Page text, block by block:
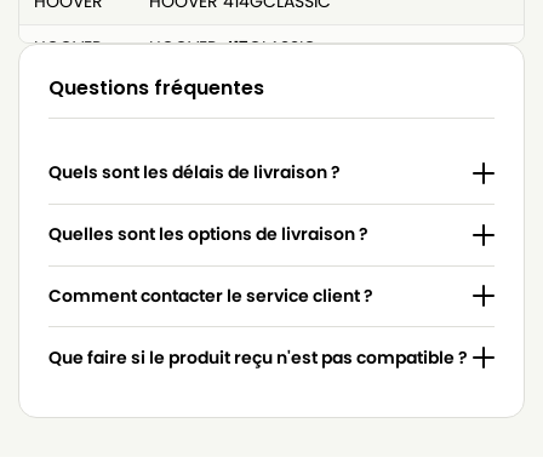
HOOVER
HOOVER 417CLASSIC
HOOVER
HOOVER 417GCLASSIC
HOOVER
HOOVER 419NMCLASSIC
HOOVER
HOOVER 427BCLASSIC
HOOVER
HOOVER 429CLASSIC
HOOVER
HOOVER 507CLASSIC
HOOVER
HOOVER 612JUNIOR
Questions fréquentes
Quels sont les délais de livraison ?
Quelles sont les options de livraison ?
Comment contacter le service client ?
Que faire si le produit reçu n'est pas compatible ?